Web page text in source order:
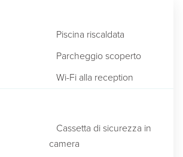
Piscina riscaldata
Parcheggio scoperto
Wi-Fi alla reception
Cassetta di sicurezza in
camera